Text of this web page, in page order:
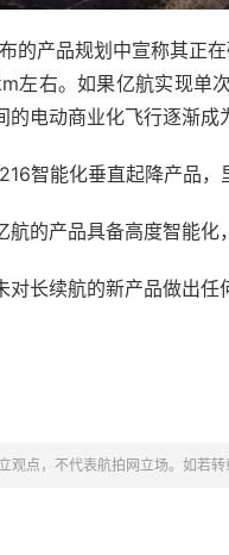
的产品规划中宣称其正
左右。如果亿航实现单
电动商业化飞行逐渐成
智能化垂直起降产品
的产品具备高度智能化
对长续航的新产品做出任
观点，不代表航拍网立场。如若转